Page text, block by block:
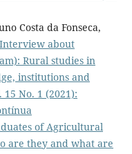
Costa da Fonseca,
Interview about
Rural studies in
institutions and
15 No. 1 (2021):
of Agricultural
are they and what are